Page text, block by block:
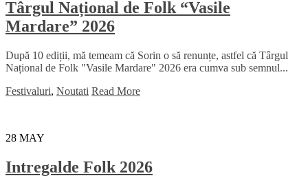
Târgul Național de Folk “Vasile
Mardare” 2026
După 10 ediții, mă temeam că Sorin o să renunțe, astfel că Târgul
Național de Folk "Vasile Mardare" 2026 era cumva sub semnul...
Festivaluri, Noutati Read More
28 MAY
Intregalde Folk 2026